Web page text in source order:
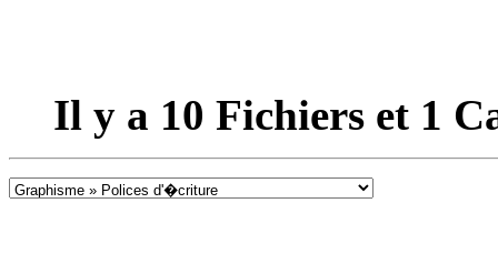
Il y a 10 Fichiers et 1